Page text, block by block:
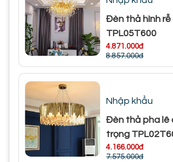
Đèn thả hình rễ
TPL05T600
4.871.000đ
8.857.000đ
Nhập khẩu
Đèn thả pha lê
trọng
4.166.000đ
7.575.000đ